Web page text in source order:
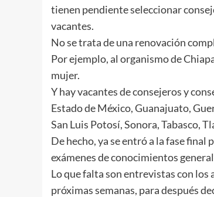
tienen pendiente seleccionar
vacantes.
No se trata de una renovación
Por ejemplo, al organismo de
mujer.
Y hay vacantes de consejeros y
Estado de México, Guanajuato,
San Luis Potosí, Sonora, Tabasco,
De hecho, ya se entró a la fase final
exámenes de conocimientos
Lo que falta son entrevistas con
próximas semanas, para después